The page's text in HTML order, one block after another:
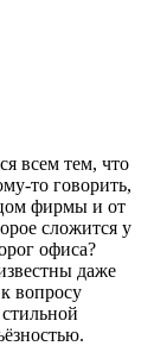
всем тем, что
то говорить,
фирмы и от
сложится у
офиса?
даже
вопросу